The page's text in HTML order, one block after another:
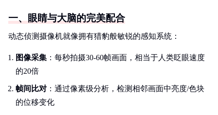
一、眼睛与大脑的完美配合
动态侦测摄像机就像拥有猎豹般敏锐的感知系统：
图像采集 ：每秒拍摄30-60帧画面，相当于人类眨眼速度
的20倍
帧间比对 ：通过像素级分析，检测相邻画面中亮度/色块
的位移变化